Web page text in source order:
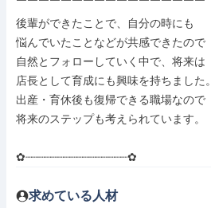
￣￣￣￣￣￣￣￣￣￣￣￣￣￣￣￣￣
後輩ができたことで、自分の時にも
悩んでいたことなどが共感できたので
自然とフォローしていく中で、将来は
店長として育成にも興味を持ちました。
出産・育休後も復帰できる職場なので
将来のステップも考えられています。
✿┈┈┈┈┈┈┈┈┈┈┈┈┈┈┈┈✿
求めている人材